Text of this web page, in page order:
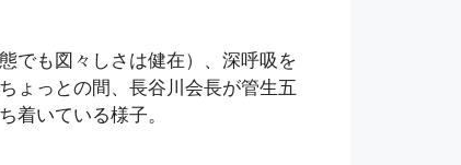
でも図々しさは健在）、深呼吸を
ょっとの間、長谷川会長が管生五
着いている様子。